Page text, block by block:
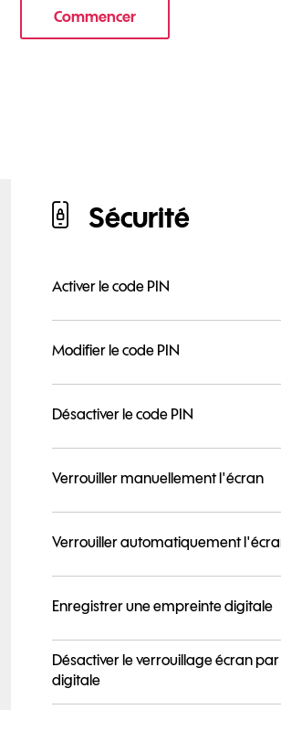
Commencerle tuto pour Utiliser votre
Honor Magic 4
Sécurité
Activer le code PIN
Modifier le code PIN
Désactiver le code PIN
Verrouiller manuellement l'écran
Verrouiller automatiquement
Enregistrer une empreinte digitale
Désactiver le verrouillage écran
digitale